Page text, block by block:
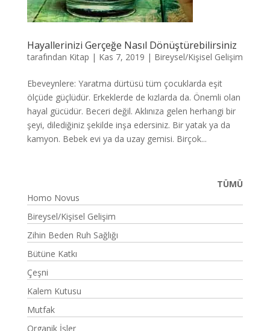
Hayallerinizi Gerçeğe Nasıl Dönüştürebilirsiniz
tarafından Kitap | Kas 7, 2019 | Bireysel/Kişisel Gelişim
Ebeveynlere: Yaratma dürtüsü tüm çocuklarda eşit
ölçüde güçlüdür. Erkeklerde de kızlarda da. Önemli olan
hayal gücüdür. Beceri değil. Aklınıza gelen herhangi bir
şeyi, dilediğiniz şekilde inşa edersiniz. Bir yatak ya da
kamyon. Bebek evi ya da uzay gemisi. Birçok...
TÜMÜ
Homo Novus
Bireysel/Kişisel Gelişim
Zihin Beden Ruh Sağlığı
Bütüne Katkı
Çeşni
Kalem Kutusu
Mutfak
Organik İşler